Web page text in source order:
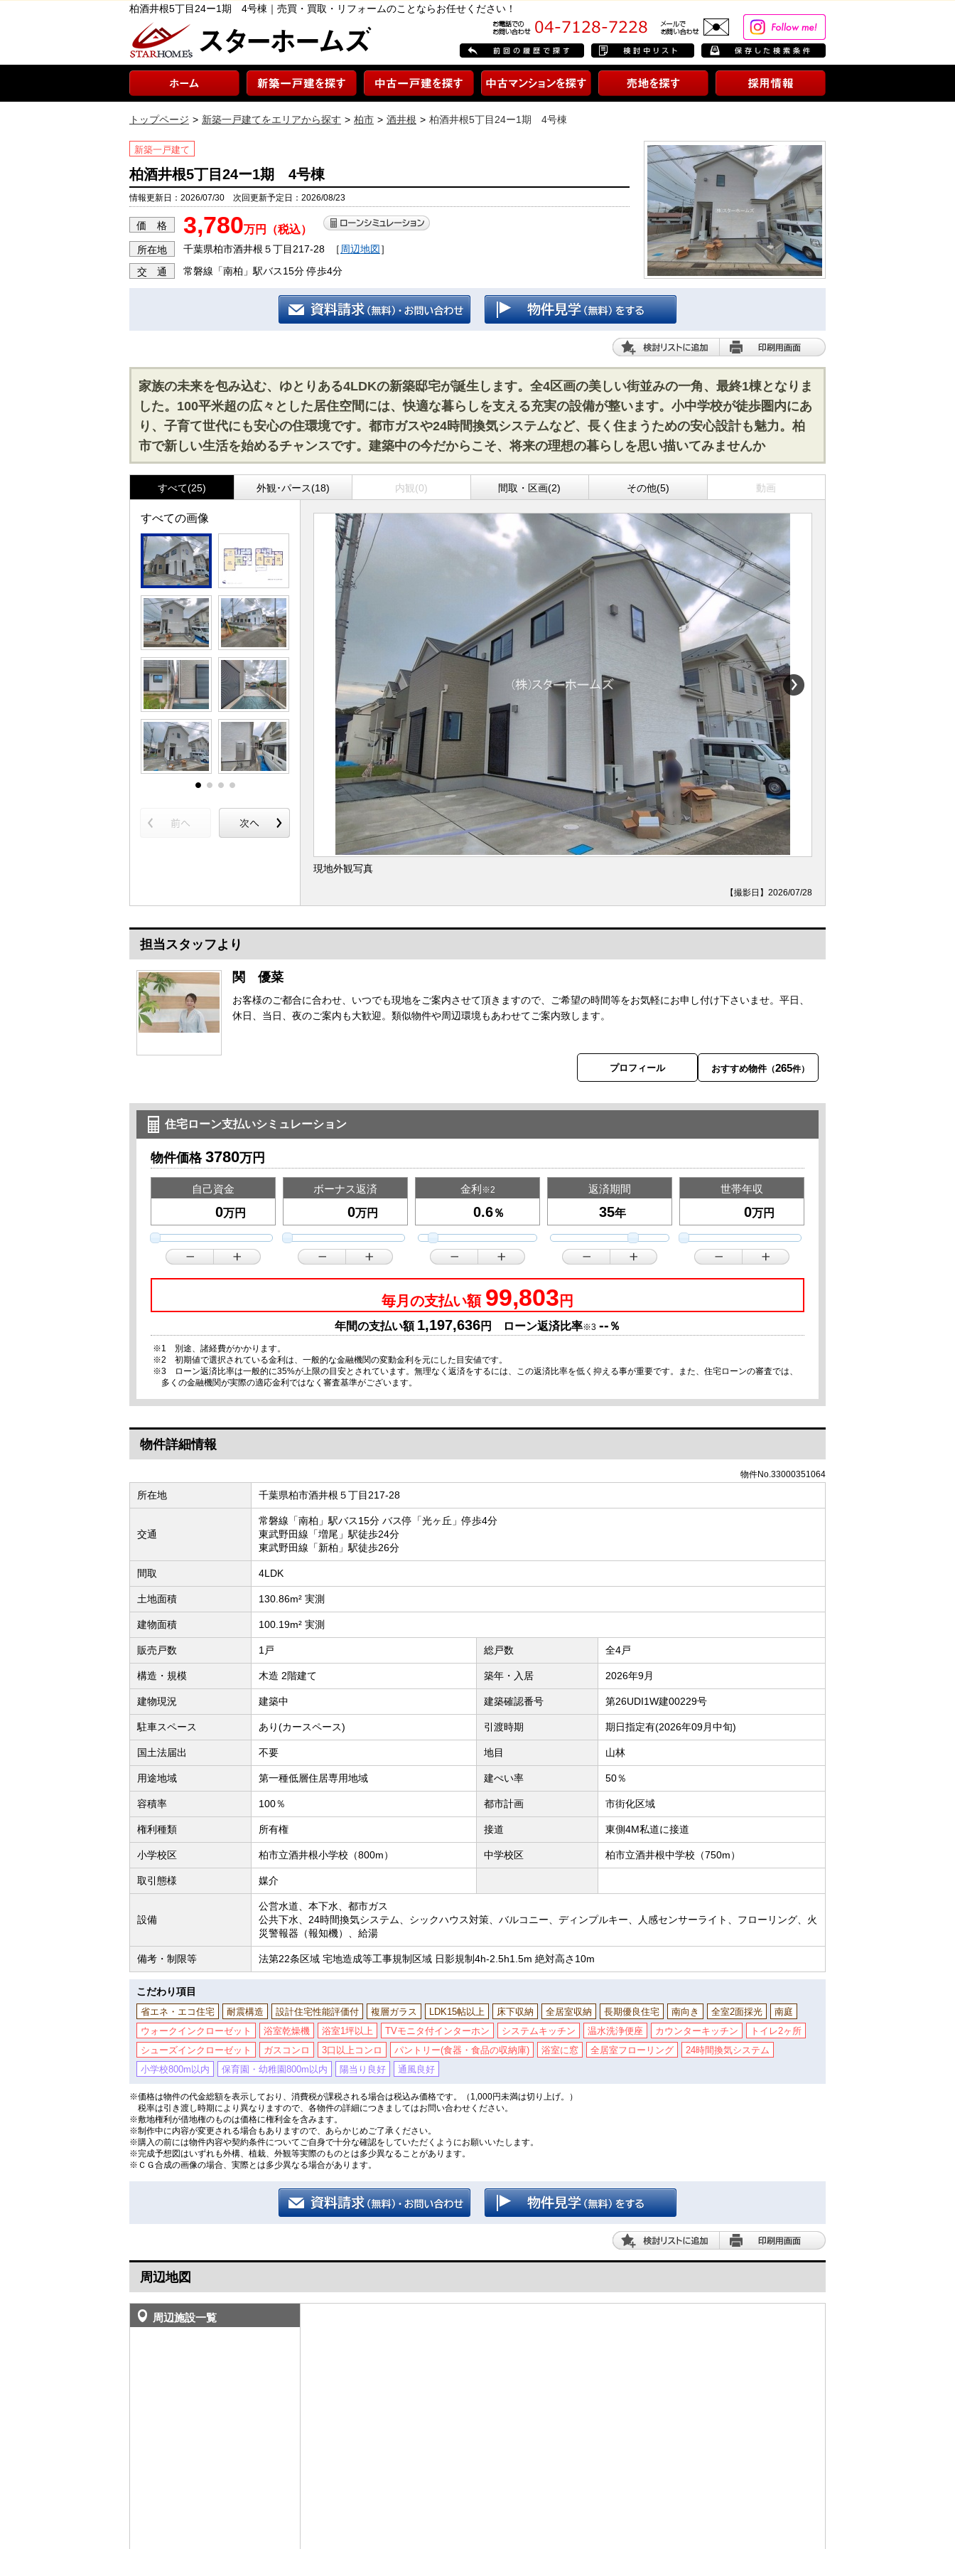
柏酒井根5丁目24ー1期 4号棟｜売買・買取・リフォームのことならお任せください！
トップページ 新築一戸建てをエリアから探す 柏市 酒井根 柏酒井根5丁目24ー1期 4号棟
新築一戸建て
柏酒井根5丁目24ー1期 4号棟
情報更新日：2026/07/30 次回更新予定日：2026/08/23
価 格 3,780万円（税込）
所在地 千葉県柏市酒井根５丁目217-28 ［ 周辺地図］
交 通 常磐線「南柏」駅バス15分 停歩4分
家族の未来を包み込む、ゆとりある4LDKの新築邸宅が誕生します。全4区画の美しい街並みの一角、最終1棟となりま
した。100平米超の広々とした居住空間には、快適な暮らしを支える充実の設備が整います。小中学校が徒歩圏内にあ
り、子育て世代にも安心の住環境です。都市ガスや24時間換気システムなど、長く住まうための安心設計も魅力。柏
市で新しい生活を始めるチャンスです。建築中の今だからこそ、将来の理想の暮らしを思い描いてみませんか
すべて(25) 外観･パース(18) 内観(0) 間取・区画(2) その他(5) 動画
すべての画像
現地外観写真
【撮影日】2026/07/28
担当スタッフより
関 優菜
お客様のご都合に合わせ、いつでも現地をご案内させて頂きますので、ご希望の時間等をお気軽にお申し付け下さいませ。平日、
休日、当日、夜のご案内も大歓迎。類似物件や周辺環境もあわせてご案内致します。
プロフィール おすすめ物件 （265件）
住宅ローン支払いシミュレーション
物件価格 3780万円
自己資金
万円
ボーナス返済
万円
金利 ※2
％
返済期間
年
世帯年収
万円
毎月の支払い額 99,803 円
年間の支払い額 1,197,636円 ローン返済比率※3 -- ％
※1 別途、諸経費がかかります。
※2 初期値で選択されている金利は、一般的な金融機関の変動金利を元にした目安値です。
※3 ローン返済比率は一般的に35%が上限の目安とされています。無理なく返済をするには、この返済比率を低く抑える事が重要です。また、住宅ローンの審査では、
多くの金融機関が実際の適応金利ではなく審査基準がございます。
物件詳細情報
物件No.33000351064
所在地 千葉県柏市酒井根５丁目217-28
交通
常磐線「南柏」駅バス15分 バス停「光ヶ丘」停歩4分
東武野田線「増尾」駅徒歩24分
東武野田線「新柏」駅徒歩26分
間取 4LDK
土地面積 130.86m² 実測
建物面積 100.19m² 実測
販売戸数 1戸 総戸数 全4戸
構造・規模 木造 2階建て 築年・入居 2026年9月
建物現況 建築中 建築確認番号 第26UDI1W建00229号
駐車スペース あり(カースペース) 引渡時期 期日指定有(2026年09月中旬)
国土法届出 不要 地目 山林
用途地域 第一種低層住居専用地域 建ぺい率 50％
容積率 100％ 都市計画 市街化区域
権利種類 所有権 接道 東側4M私道に接道
小学校区 柏市立酒井根小学校（800m） 中学校区 柏市立酒井根中学校（750m）
取引態様 媒介
設備
公営水道、本下水、都市ガス
公共下水、24時間換気システム、シックハウス対策、バルコニー、ディンプルキー、人感センサーライト、フローリング、火
災警報器（報知機）、給湯
備考・制限等 法第22条区域 宅地造成等工事規制区域 日影規制4h-2.5h1.5m 絶対高さ10m
こだわり項目
省エネ・エコ住宅 耐震構造 設計住宅性能評価付 複層ガラス LDK15帖以上 床下収納 全居室収納 長期優良住宅 南向き 全室2面採光
南庭
ウォークインクローゼット
浴室乾燥機 浴室1坪以上 TVモニタ付インターホン システムキッチン 温水洗浄便座 カウンターキッチン
トイレ2ヶ所
シューズインクローゼット
ガスコンロ 3口以上コンロ パントリー(食器・食品の収納庫) 浴室に窓 全居室フローリング
24時間換気システム
小学校800m以内
保育園・幼稚園800m以内 陽当り良好 通風良好
※価格は物件の代金総額を表示しており、消費税が課税される場合は税込み価格です。（1,000円未満は切り上げ。）
税率は引き渡し時期により異なりますので、各物件の詳細につきましてはお問い合わせください。
※敷地権利が借地権のものは価格に権利金を含みます。
※制作中に内容が変更される場合もありますので、あらかじめご了承ください。
※購入の前には物件内容や契約条件についてご自身で十分な確認をしていただくようにお願いいたします。
※完成予想図はいずれも外構、植栽、外観等実際のものとは多少異なることがあります。
※ＣＧ合成の画像の場合、実際とは多少異なる場合があります。
周辺地図
周辺施設一覧